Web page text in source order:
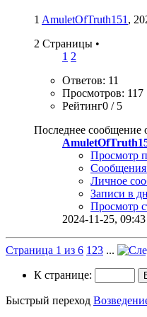
1 AmuletOfTruth151 ,
2 Страницы •
1 2
Ответов: 11
Просмотров: 117
Рейтинг0 / 5
Последнее сообщение
Просмотр
Личное
Записи в
Просмотр
2024-11-25, 09:43
Страница 1 из 6 1 23 ...
К странице:
Быстрый переход